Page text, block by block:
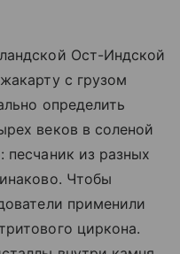
Ост-Индской
с грузом
определить
веков в соленой
песчаник из разных
Чтобы
применили
циркона.